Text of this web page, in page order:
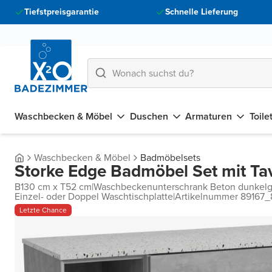
Tiefstpreisgarantie Schnelle Lieferung
Waschbecken & Möbel Duschen Armaturen
Waschbecken & Möbel Badmöbelsets
Storke Edge Badmöbel Set mit
B130 cm x T52 cm|Waschbeckenunterschrank Beton
Einzel- oder Doppel Waschtischplatte|Artikelnummer
Letzte Chance